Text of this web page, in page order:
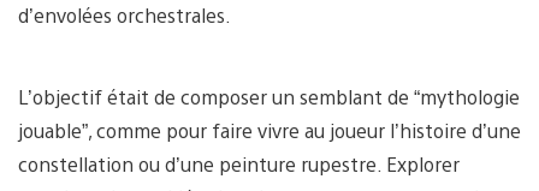
d’envolées orchestrales.
L’objectif était de composer un semblant de “mythologie
jouable”, comme pour faire vivre au joueur l’histoire d’une
constellation ou d’une peinture rupestre. Explorer